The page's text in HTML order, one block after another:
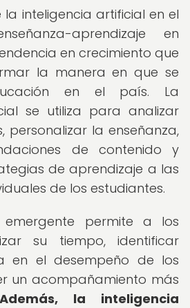
inteligencia artificial en el
aprendizaje en
en crecimiento que
la manera en que se
en el país. La
se utiliza para analizar
personalizar la enseñanza,
de contenido y
de aprendizaje a las
de los estudiantes.
emergente permite a los
su tiempo, identificar
en el desempeño de los
un acompañamiento más
Además, la inteligencia